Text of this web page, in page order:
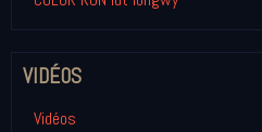
VIDÉOS
Vidéos